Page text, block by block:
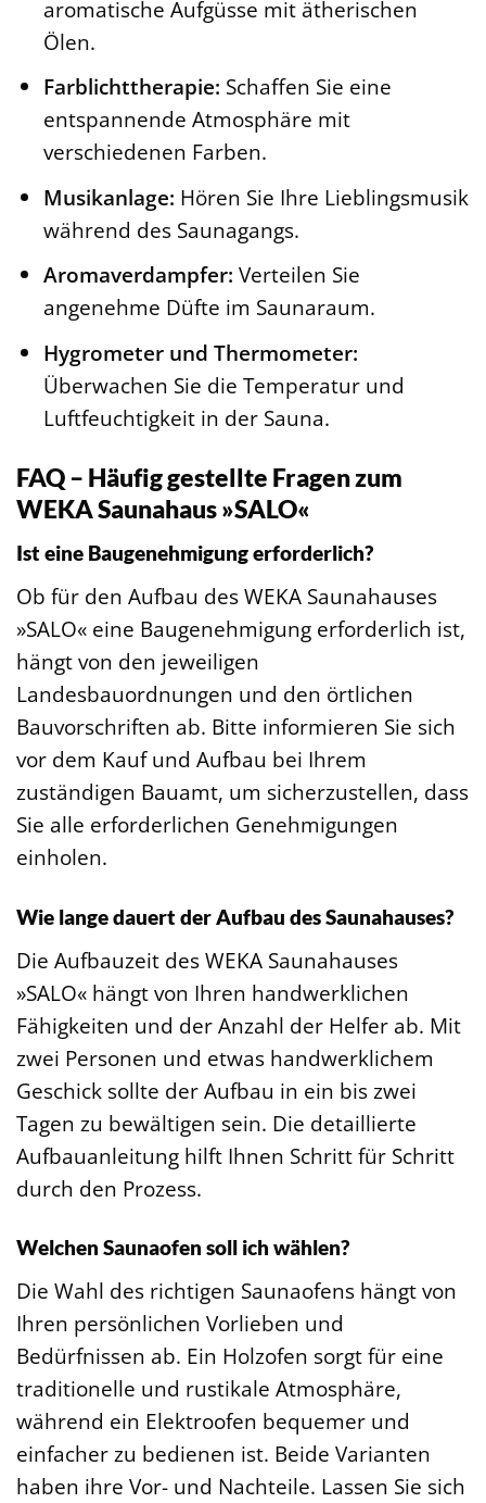
aromatische Aufgüsse mit ätherischen
Ölen.
Farblichttherapie: Schaffen Sie eine
entspannende Atmosphäre mit
verschiedenen Farben.
Musikanlage: Hören Sie Ihre Lieblingsmusik
während des Saunagangs.
Aromaverdampfer: Verteilen Sie
angenehme Düfte im Saunaraum.
Hygrometer und Thermometer:
Überwachen Sie die Temperatur und
Luftfeuchtigkeit in der Sauna.
FAQ – Häufig gestellte Fragen zum
WEKA Saunahaus »SALO«
Ist eine Baugenehmigung erforderlich?
Ob für den Aufbau des WEKA Saunahauses
»SALO« eine Baugenehmigung erforderlich ist,
hängt von den jeweiligen
Landesbauordnungen und den örtlichen
Bauvorschriften ab. Bitte informieren Sie sich
vor dem Kauf und Aufbau bei Ihrem
zuständigen Bauamt, um sicherzustellen, dass
Sie alle erforderlichen Genehmigungen
einholen.
Wie lange dauert der Aufbau des Saunahauses?
Die Aufbauzeit des WEKA Saunahauses
»SALO« hängt von Ihren handwerklichen
Fähigkeiten und der Anzahl der Helfer ab. Mit
zwei Personen und etwas handwerklichem
Geschick sollte der Aufbau in ein bis zwei
Tagen zu bewältigen sein. Die detaillierte
Aufbauanleitung hilft Ihnen Schritt für Schritt
durch den Prozess.
Welchen Saunaofen soll ich wählen?
Die Wahl des richtigen Saunaofens hängt von
Ihren persönlichen Vorlieben und
Bedürfnissen ab. Ein Holzofen sorgt für eine
traditionelle und rustikale Atmosphäre,
während ein Elektroofen bequemer und
einfacher zu bedienen ist. Beide Varianten
haben ihre Vor- und Nachteile. Lassen Sie sich